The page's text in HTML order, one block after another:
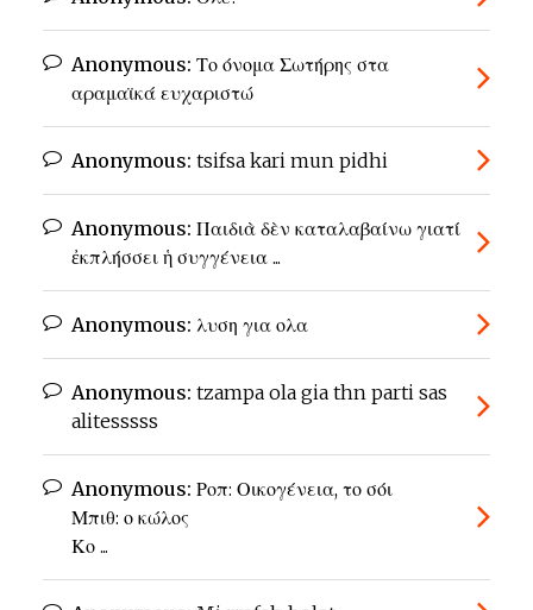
Anonymous: Το όνομα Σωτήρης στα
αραμαϊκά ευχαριστώ
Anonymous: tsifsa kari mun pidhi
Anonymous: Παιδιὰ δὲν καταλαβαίνω γιατί
ἐκπλήσσει ἡ συγγένεια ...
Anonymous: λυση για ολα
Anonymous: tzampa ola gia thn parti sas
alitesssss
Anonymous: Ροπ: Οικογένεια, το σόι
Μπιθ: ο κώλος
Κο ...